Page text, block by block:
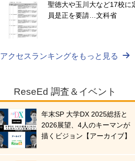
聖徳大や玉川大など17校に
員是正を要請…文科省
アクセスランキングをもっと見る
ReseEd 調査＆イベント
年末SP 大学DX 2025総括と
2026展望、4人のキーマンが
描くビジョン【アーカイブ】